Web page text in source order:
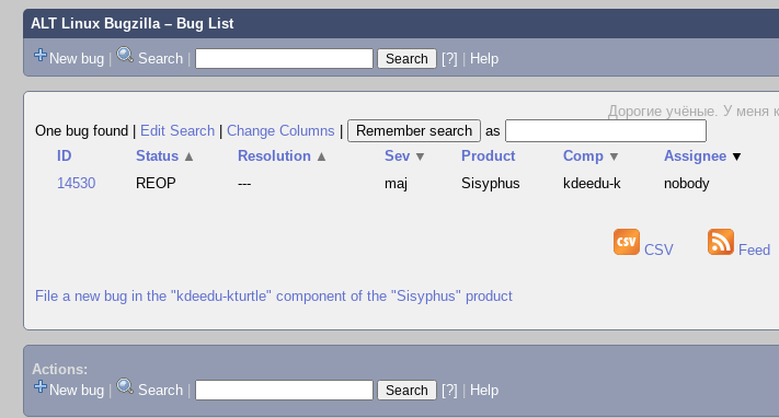
ALT Linux Bugzilla– Bug List
New bug | Search | [?] | Help
Дорогие учёные. У меня
One bug found
Edit Search Change Columns
as
ID
Status ▲ Resolution ▲ Sev ▼ Product Comp ▼ Assignee ▼
14530
REOP --- maj Sisyphus kdeedu-k nobody
CSV Feed
File a new bug in the "kdeedu-kturtle" component of the "Sisyphus" product
Actions:
New bug
Search [?] Help